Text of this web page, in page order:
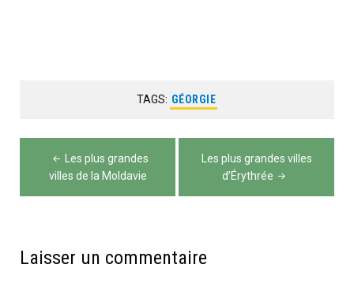
TAGS: GÉORGIE
Navigation
Les plus grandes
villes de la Moldavie
Les plus grandes villes
d’Érythrée
Laisser un commentaire